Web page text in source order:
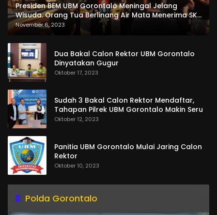
Presiden BEM UBM Gorontalo Meningal Jelang
Wisuda. Orang Tua Berlinang Air Mata Menerima SKL
dan Pemasangan Salempang
November 6, 2023
Dua Bakal Calon Rektor UBM Gorontalo
Dinyatakan Gugur
Oktober 17, 2023
Sudah 3 Bakal Calon Rektor Mendaftar,
Tahapan Pilrek UBM Gorontalo Makin Seru
Oktober 12, 2023
Panitia UBM Gorontalo Mulai Jaring Calon
Rektor
Oktober 10, 2023
Polda Gorontalo